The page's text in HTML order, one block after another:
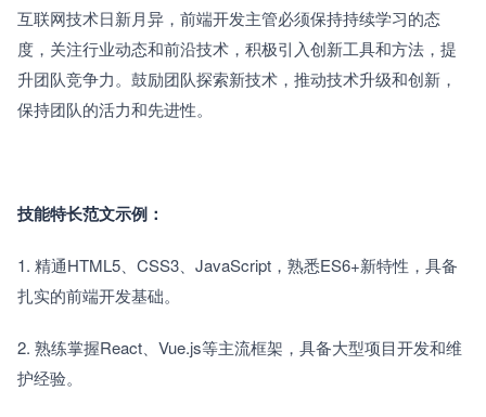
互联网技术日新月异，前端开发主管必须保持持续学习的态
度，关注行业动态和前沿技术，积极引入创新工具和方法，提
升团队竞争力。鼓励团队探索新技术，推动技术升级和创新，
保持团队的活力和先进性。
技能特长范文示例：
1. 精通HTML5、CSS3、JavaScript，熟悉ES6+新特性，具备
扎实的前端开发基础。
2. 熟练掌握React、Vue.js等主流框架，具备大型项目开发和维
护经验。